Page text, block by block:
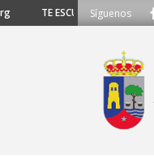
TE ESCUCHAMOS -
Síguenos